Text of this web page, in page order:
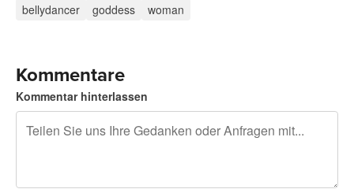
bellydancer
goddess woman
Kommentare
Kommentar hinterlassen